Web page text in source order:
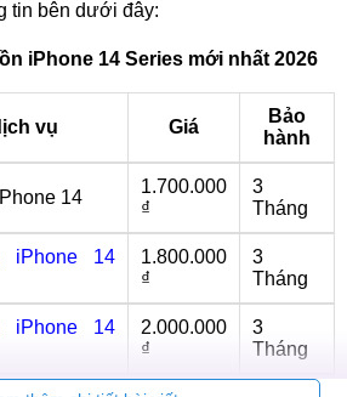
tin bên dưới đây:
iPhone 14 Series mới nhất 2026
vụ Giá
Bảo
hành
14
1.700.000
₫
3
Tháng
iPhone 14
1.800.000
₫
3
Tháng
iPhone 14
2.000.000
₫
3
Tháng